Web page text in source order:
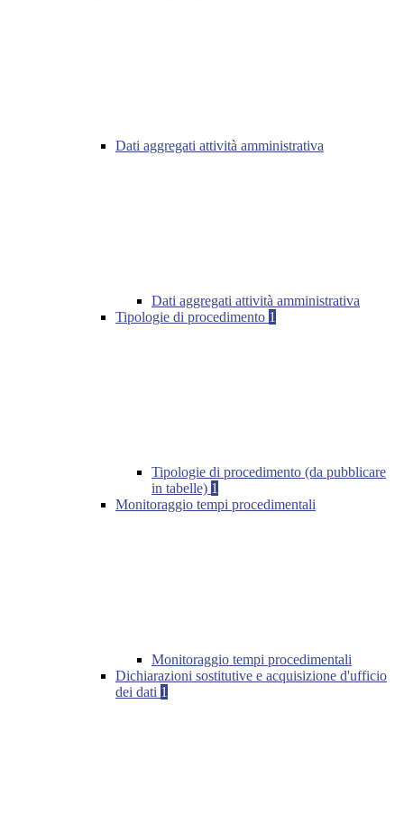
Dati aggregati attività amministrativa
Dati aggregati attività amministrativa
Tipologie di procedimento 1
Tipologie di procedimento (da pubblicare
in tabelle) 1
Monitoraggio tempi procedimentali
Monitoraggio tempi procedimentali
Dichiarazioni sostitutive e acquisizione d'ufficio
dei dati 1